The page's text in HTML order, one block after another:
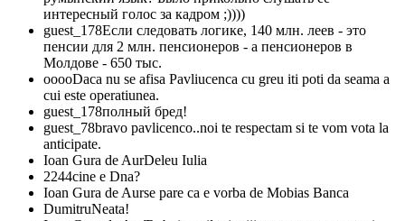
интересный голос за кадром ;))))
guest_178Если следовать логике, 140 млн. леев - это
пенсии для 2 млн. пенсионеров - а пенсионеров в
Молдове - 650 тыс.
ooooDaca nu se afisa Pavliucenca cu greu iti poti da seama a
cui este operatiunea.
guest_178полный бред!
guest_78bravo pavlicenco..noi te respectam si te vom vota la
anticipate.
Ioan Gura de AurDeleu Iulia
2244cine e Dna?
Ioan Gura de Aurse pare ca e vorba de Mobias Banca
DumitruNeata!